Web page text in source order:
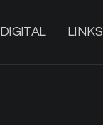
DIGITAL LINKS